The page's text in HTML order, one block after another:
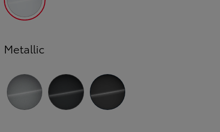
Icy White
Metallic